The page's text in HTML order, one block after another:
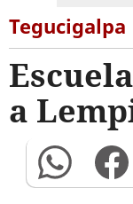
Tegucigalpa
a